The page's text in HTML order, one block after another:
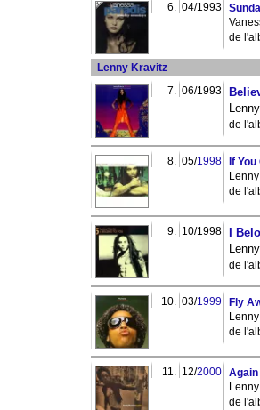
6. 04/1993
de
Lenny Kravitz
7. 06/1993
de
8. 05/1998
If
de
9. 10/1998
I
de
10. 03/1999
Fly
de
11. 12/2000 Again
de